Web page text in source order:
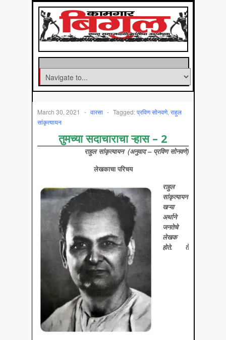
March 30, 2021 - वारसा - Tagged:प्रविण सोनवणे, राहुल
सांकृत्यायन
तुमच्या सदाचाराचा ऱ्हास – 2
राहुल सांकृत्यायन (अनुवाद – प्रविण सोनवणे)
लेखकाचा परिचय
राहुल
सांकृत्यायन
खऱ्या
अर्थाने
जनतेचे
लेखक
होते. ते